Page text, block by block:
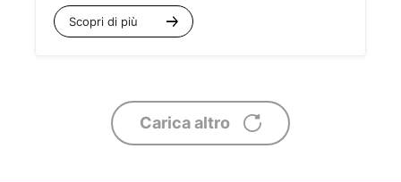
Scopri di più
Carica altro